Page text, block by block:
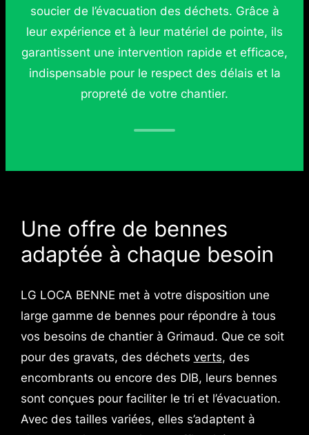
soucier de l’évacuation des déchets. Grâce à
leur expérience et à leur matériel de pointe, ils
garantissent une intervention rapide et efficace,
indispensable pour le respect des délais et la
propreté de votre chantier.
Une offre de bennes
adaptée à chaque besoin
LG LOCA BENNE met à votre disposition une
large gamme de bennes pour répondre à tous
vos besoins de chantier à Grimaud. Que ce soit
pour des gravats, des déchets verts, des
encombrants ou encore des DIB, leurs bennes
sont conçues pour faciliter le tri et l’évacuation.
Avec des tailles variées, elles s’adaptent à